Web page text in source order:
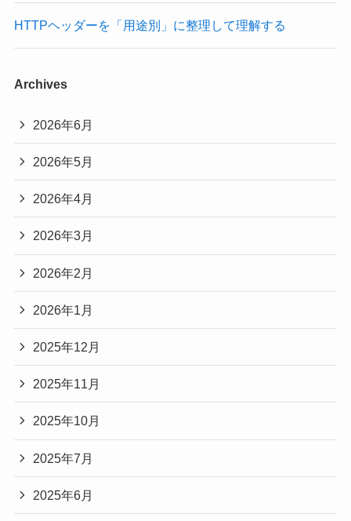
HTTPヘッダーを「用途別」に整理して理解する
Archives
2026年6月
2026年5月
2026年4月
2026年3月
2026年2月
2026年1月
2025年12月
2025年11月
2025年10月
2025年7月
2025年6月